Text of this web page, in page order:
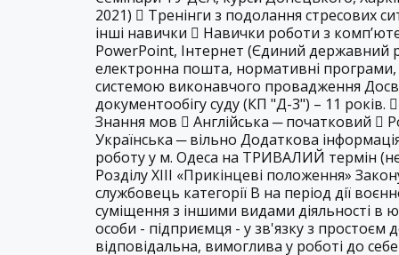
2021)  Тренінги з подолання стресових
інші навички  Навички роботи з
PowerPoint, Інтернет (Єдиний державний
електронна пошта, нормативні
системою виконавчого провадження
документообігу суду (КП "Д-3") – 11 років.
Знання мов  Англійська ─ початковий 
Українська ─ вільно Додаткова
роботу у м. Одеса на ТРИВАЛИЙ термін
Розділу ХІІІ «Прикінцеві положення»
службовець категорії В на період дії
суміщення з іншими видами діяльності в
особи - підприємця - у зв'язку з простоєм
відповідальна, вимоглива у роботі до